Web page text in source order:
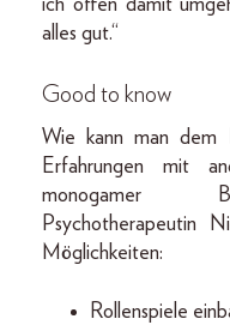
ich offen damit
alles gut.“
Good to know
Wie kann man dem
Erfahrungen mit
monogamer
Psychotherapeutin
Möglichkeiten:
Rollenspiele